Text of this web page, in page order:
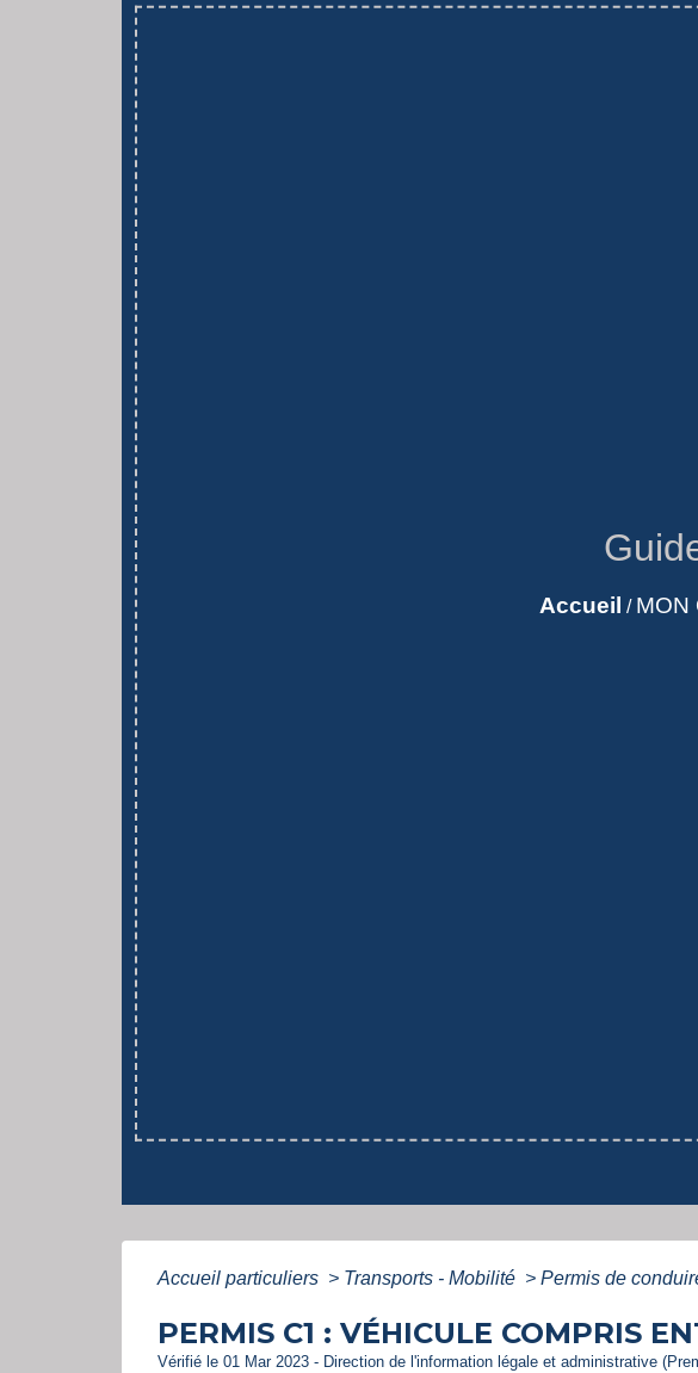
Accueil / MON
Accueil particuliers > Transports - Mobilité > Permis de
PERMIS C1 : VÉHICULE COMPRIS
Vérifié le 01 Mar 2023 - Direction de l'information légale et administrative